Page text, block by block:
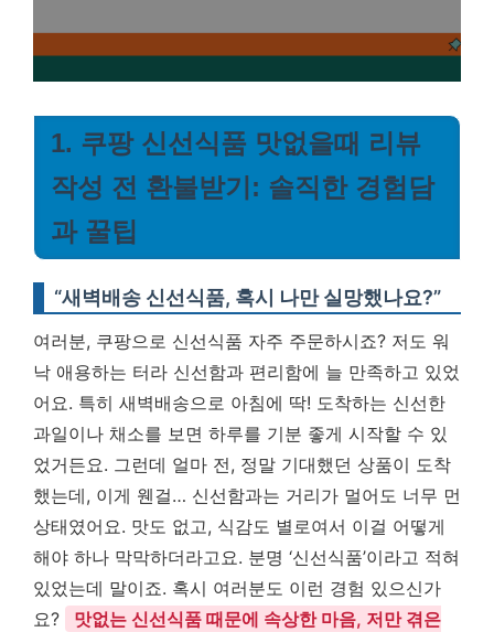
1. 쿠팡 신선식품 맛없을때 리뷰
작성 전 환불받기: 솔직한 경험담
과 꿀팁
“새벽배송 신선식품, 혹시 나만 실망했나요?”
여러분, 쿠팡으로 신선식품 자주 주문하시죠? 저도 워
낙 애용하는 터라 신선함과 편리함에 늘 만족하고 있었
어요. 특히 새벽배송으로 아침에 딱! 도착하는 신선한
과일이나 채소를 보면 하루를 기분 좋게 시작할 수 있
었거든요. 그런데 얼마 전, 정말 기대했던 상품이 도착
했는데, 이게 웬걸… 신선함과는 거리가 멀어도 너무 먼
상태였어요. 맛도 없고, 식감도 별로여서 이걸 어떻게
해야 하나 막막하더라고요. 분명 ‘신선식품’이라고 적혀
있었는데 말이죠. 혹시 여러분도 이런 경험 있으신가
요?
맛없는 신선식품 때문에 속상한 마음, 저만 겪은